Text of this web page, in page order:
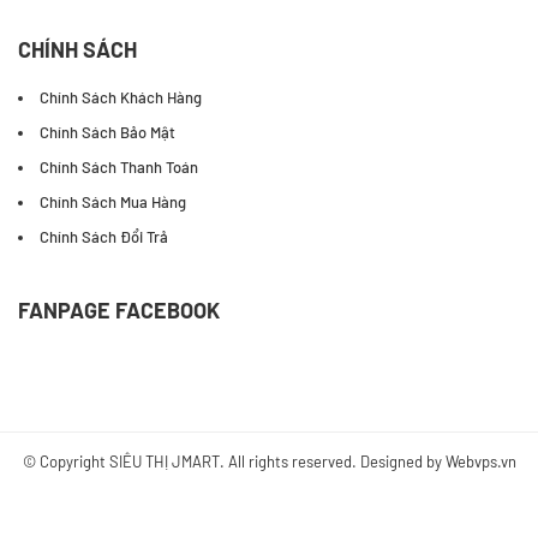
CHÍNH SÁCH
Chính Sách Khách Hàng
Chính Sách Bảo Mật
Chính Sách Thanh Toán
Chính Sách Mua Hàng
Chính Sách Đổi Trả
FANPAGE FACEBOOK
© Copyright SIÊU THỊ JMART. All rights reserved. Designed byWebvps.vn